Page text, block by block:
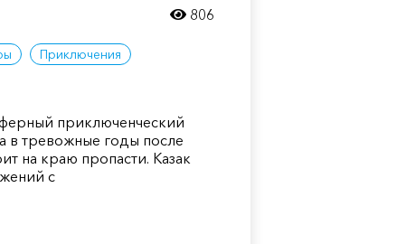
Приключения
приключенческий
в тревожные годы после
на краю пропасти. Казак
с
806